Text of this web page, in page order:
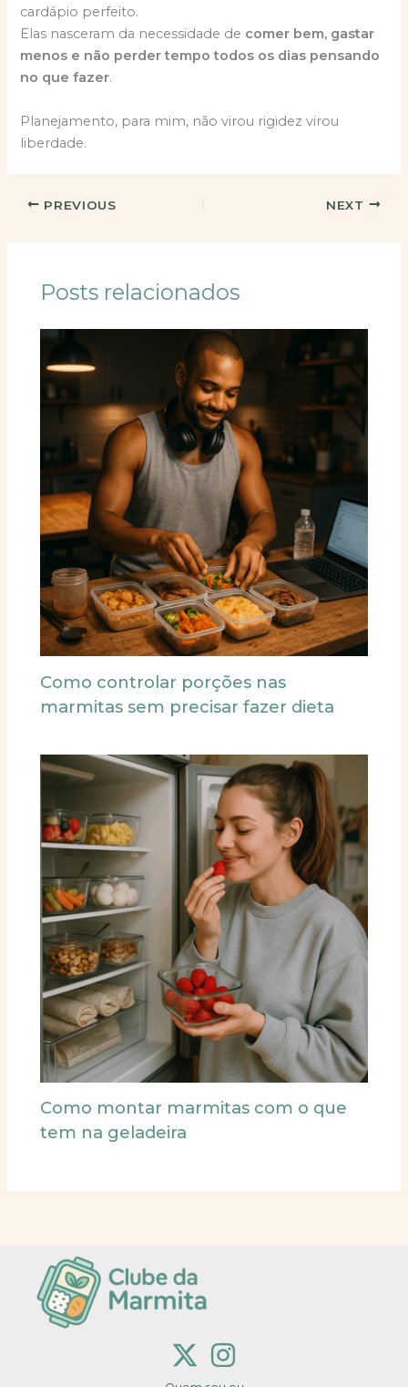
cardápio perfeito.
Elas nasceram da necessidade de comer bem, gastar
menos e não perder tempo todos os dias pensando
no que fazer.
Planejamento, para mim, não virou rigidez virou
liberdade.
PREVIOUS NEXT
Posts relacionados
Como controlar porções nas
marmitas sem precisar fazer dieta
Como montar marmitas com o que
tem na geladeira